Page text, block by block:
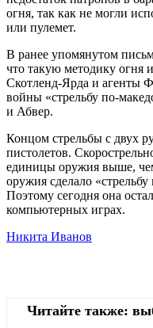
огня, так как не могли
или пулемет.
В ранее упомянутом
что такую методику огня
Скотленд-Ярда и агенты
войны «стрельбу по-
и Абвер.
Концом стрельбы с двух
пистолетов.
единицы оружия выше,
оружия сделало
Поэтому сегодня она
компьютерных играх.
Никита Иванов
Читайте также: